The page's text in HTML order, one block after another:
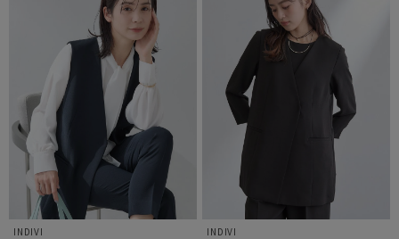
INDIVI
INDIVI